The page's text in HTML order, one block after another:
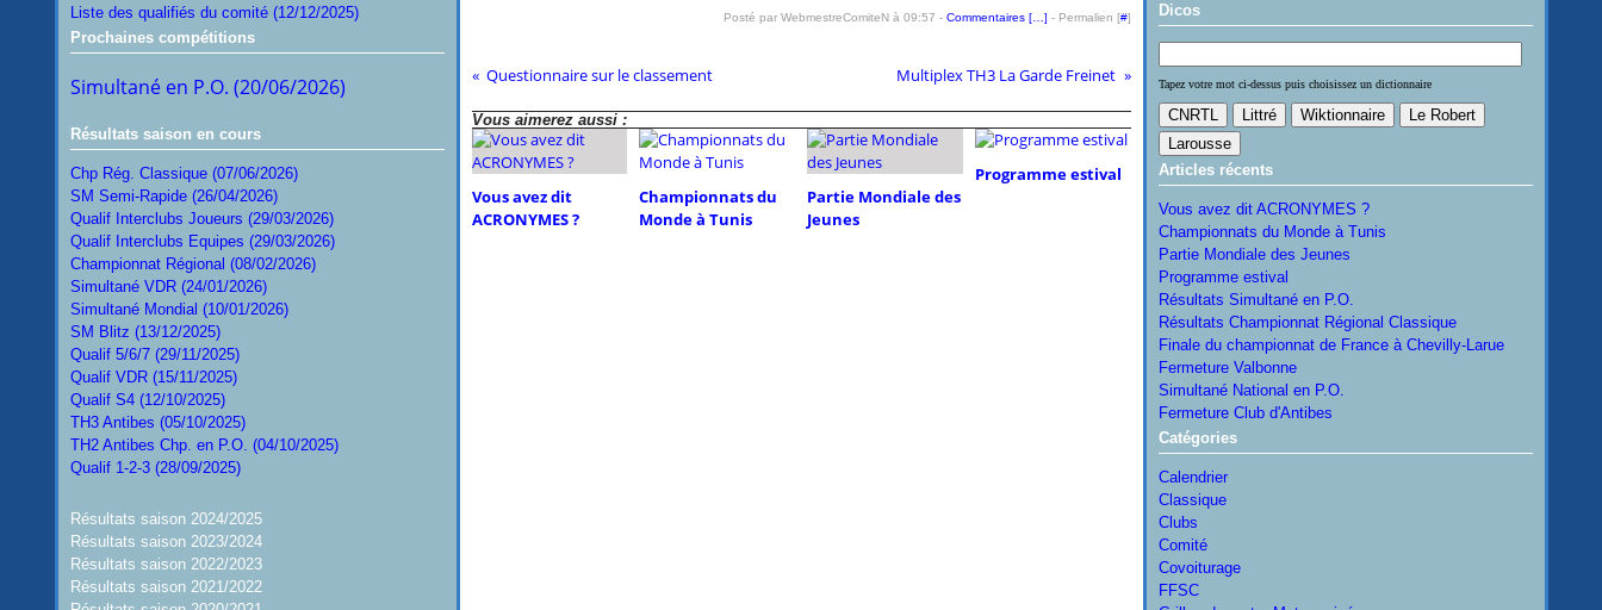
Liste des qualifiés du comité (12/12/2025)
Prochaines compétitions
Simultané en P.O. (20/06/2026)
Résultats saison en cours
Chp Rég. Classique (07/06/2026)
SM Semi-Rapide (26/04/2026)
Qualif Interclubs Joueurs (29/03/2026)
Qualif Interclubs Equipes (29/03/2026)
Championnat Régional (08/02/2026)
Simultané VDR (24/01/2026)
Simultané Mondial (10/01/2026)
SM Blitz (13/12/2025)
Qualif 5/6/7 (29/11/2025)
Qualif VDR (15/11/2025)
Qualif S4 (12/10/2025)
TH3 Antibes (05/10/2025)
TH2 Antibes Chp. en P.O. (04/10/2025)
Qualif 1-2-3 (28/09/2025)
Résultats saison 2024/2025
Résultats saison 2023/2024
Résultats saison 2022/2023
Résultats saison 2021/2022
Posté par WebmestreComiteN à 09:57 - Commentaires [… ] - Permalien [#]
Questionnaire sur le classement Multiplex TH3 La Garde Freinet
Vous aimerez aussi :
Vous avez dit
ACRONYMES ?
Championnats du
Monde à Tunis
Partie Mondiale des
Jeunes
Programme estival
Dicos
Tapez votre mot ci-dessus puis choisissez un dictionnaire
Articles récents
Vous avez dit ACRONYMES ?
Championnats du Monde à Tunis
Partie Mondiale des Jeunes
Programme estival
Résultats Simultané en P.O.
Résultats Championnat Régional Classique
Finale du championnat de France à Chevilly-Larue
Fermeture Valbonne
Simultané National en P.O.
Fermeture Club d'Antibes
Catégories
Calendrier
Classique
Clubs
Comité
Covoiturage
FFSC